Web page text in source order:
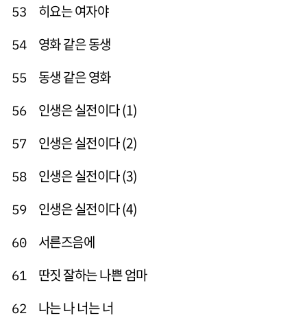
53 히요는 여자야
54 영화 같은 동생
55 동생 같은 영화
56 인생은 실전이다 (1)
57 인생은 실전이다 (2)
58 인생은 실전이다 (3)
59 인생은 실전이다 (4)
60 서른즈음에
61 딴짓 잘하는 나쁜 엄마
62 나는 나 너는 너